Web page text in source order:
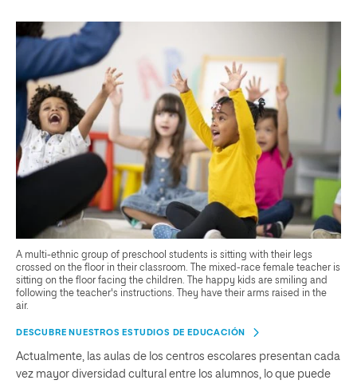
A multi-ethnic group of preschool students is sitting with their legs
crossed on the floor in their classroom. The mixed-race female teacher is
sitting on the floor facing the children. The happy kids are smiling and
following the teacher's instructions. They have their arms raised in the
air.
DESCUBRE NUESTROS ESTUDIOS DE EDUCACIÓN
Actualmente, las aulas de los centros escolares presentan cada
vez mayor diversidad cultural entre los alumnos, lo que puede